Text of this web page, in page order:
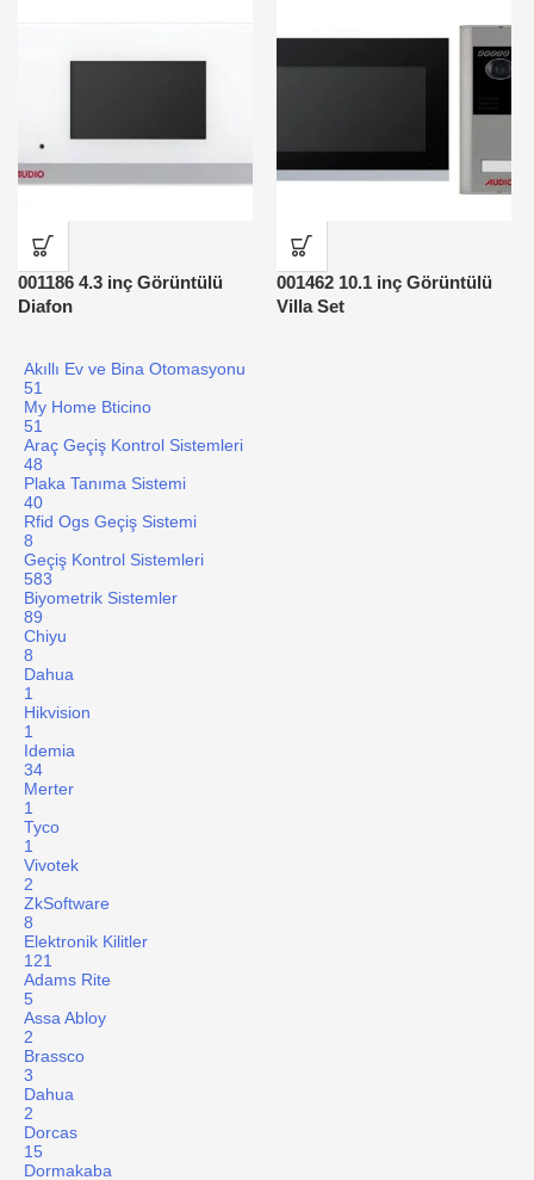
001186 4.3 inç Görüntülü
Diafon
001462 10.1 inç Görüntülü
Villa Set
Akıllı Ev ve Bina Otomasyonu
51
My Home Bticino
51
Araç Geçiş Kontrol Sistemleri
48
Plaka Tanıma Sistemi
40
Rfid Ogs Geçiş Sistemi
8
Geçiş Kontrol Sistemleri
583
Biyometrik Sistemler
89
Chiyu
8
Dahua
1
Hikvision
1
Idemia
34
Merter
1
Tyco
1
Vivotek
2
ZkSoftware
8
Elektronik Kilitler
121
Adams Rite
5
Assa Abloy
2
Brassco
3
Dahua
2
Dorcas
15
Dormakaba